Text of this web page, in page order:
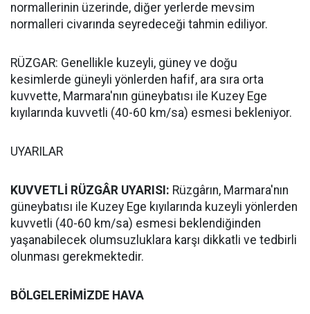
normallerinin üzerinde, diğer yerlerde mevsim
normalleri civarında seyredeceği tahmin ediliyor.
RÜZGAR: Genellikle kuzeyli, güney ve doğu
kesimlerde güneyli yönlerden hafif, ara sıra orta
kuvvette, Marmara'nın güneybatısı ile Kuzey Ege
kıyılarında kuvvetli (40-60 km/sa) esmesi bekleniyor.
UYARILAR
KUVVETLİ RÜZGÂR UYARISI: Rüzgârın, Marmara'nın
güneybatısı ile Kuzey Ege kıyılarında kuzeyli yönlerden
kuvvetli (40-60 km/sa) esmesi beklendiğinden
yaşanabilecek olumsuzluklara karşı dikkatli ve tedbirli
olunması gerekmektedir.
BÖLGELERİMİZDE HAVA